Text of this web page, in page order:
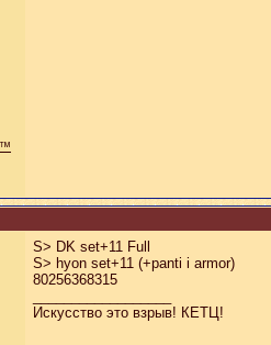
S> DK set+11 Full
S> hyon set+11 (+panti i armor)
80256368315
Искусство это взрыв! КЕТЦ!